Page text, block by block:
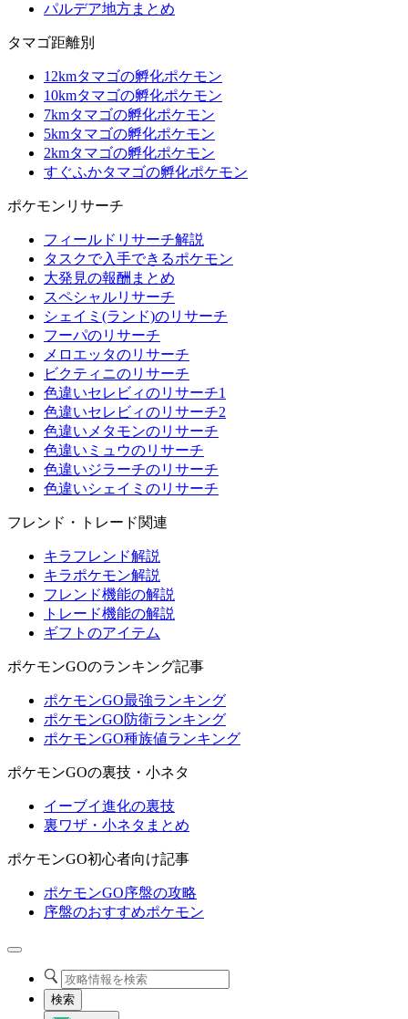
パルデア地方まとめ
タマゴ距離別
12kmタマゴの孵化ポケモン
10kmタマゴの孵化ポケモン
7kmタマゴの孵化ポケモン
5kmタマゴの孵化ポケモン
2kmタマゴの孵化ポケモン
すぐふかタマゴの孵化ポケモン
ポケモンリサーチ
フィールドリサーチ解説
タスクで入手できるポケモン
大発見の報酬まとめ
スペシャルリサーチ
シェイミ(ランド)のリサーチ
フーパのリサーチ
メロエッタのリサーチ
ビクティニのリサーチ
色違いセレビィのリサーチ1
色違いセレビィのリサーチ2
色違いメタモンのリサーチ
色違いミュウのリサーチ
色違いジラーチのリサーチ
色違いシェイミのリサーチ
フレンド・トレード関連
キラフレンド解説
キラポケモン解説
フレンド機能の解説
トレード機能の解説
ギフトのアイテム
ポケモンGOのランキング記事
ポケモンGO最強ランキング
ポケモンGO防衛ランキング
ポケモンGO種族値ランキング
ポケモンGOの裏技・小ネタ
イーブイ進化の裏技
裏ワザ・小ネタまとめ
ポケモンGO初心者向け記事
ポケモンGO序盤の攻略
序盤のおすすめポケモン
検索